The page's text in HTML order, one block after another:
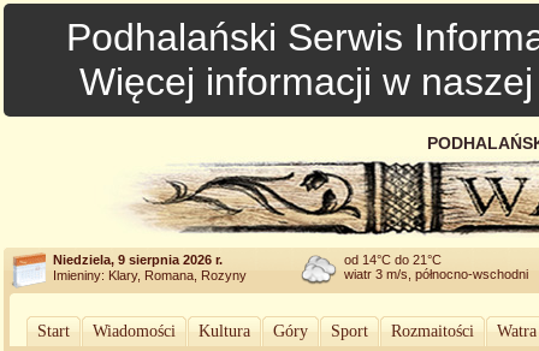
Podhalański Serwis
Więcej informacji w
Niedziela, 9 sierpnia 2026 r.
Imieniny: Klary, Romana, Rozyny
od 14°C do 21°C
wiatr 3 m/s, północno-wschodni
Start Wiadomości Kultura Góry Sport Rozmaitości